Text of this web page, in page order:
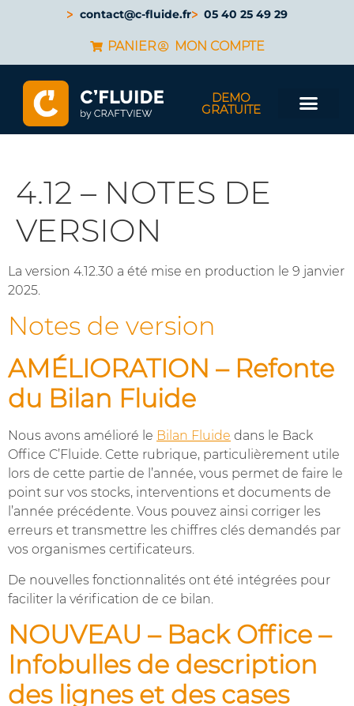
contact@c-fluide.fr 05 40 25 49 29
PANIER MON COMPTE
DEMO
GRATUITE
4.12 – NOTES DE
VERSION
La version 4.12.30 a été mise en production le 9 janvier
2025.
Notes de version
AMÉLIORATION – Refonte
du Bilan Fluide
Nous avons amélioré le Bilan Fluide dans le Back
Office C’Fluide. Cette rubrique, particulièrement utile
lors de cette partie de l’année, vous permet de faire le
point sur vos stocks, interventions et documents de
l’année précédente. Vous pouvez ainsi corriger les
erreurs et transmettre les chiffres clés demandés par
vos organismes certificateurs.
De nouvelles fonctionnalités ont été intégrées pour
faciliter la vérification de ce bilan.
NOUVEAU – Back Office –
Infobulles de description
des lignes et des cases